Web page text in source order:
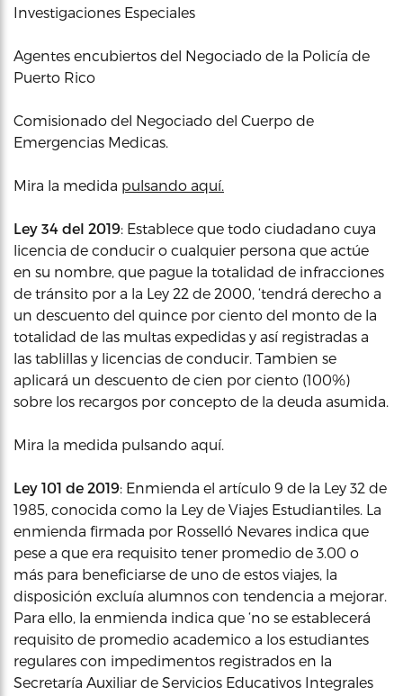
Investigaciones Especiales
Agentes encubiertos del Negociado de la Policía de
Puerto Rico
Comisionado del Negociado del Cuerpo de
Emergencias Medicas.
Mira la medida pulsando aquí.
Ley 34 del 2019: Establece que todo ciudadano cuya
licencia de conducir o cualquier persona que actúe
en su nombre, que pague la totalidad de infracciones
de tránsito por a la Ley 22 de 2000, ‘tendrá derecho a
un descuento del quince por ciento del monto de la
totalidad de las multas expedidas y así registradas a
las tablillas y licencias de conducir. Tambien se
aplicará un descuento de cien por ciento (100%)
sobre los recargos por concepto de la deuda asumida.
Mira la medida pulsando aquí.
Ley 101 de 2019: Enmienda el artículo 9 de la Ley 32 de
1985, conocida como la Ley de Viajes Estudiantiles. La
enmienda firmada por Rosselló Nevares indica que
pese a que era requisito tener promedio de 3.00 o
más para beneficiarse de uno de estos viajes, la
disposición excluía alumnos con tendencia a mejorar.
Para ello, la enmienda indica que ‘no se establecerá
requisito de promedio academico a los estudiantes
regulares con impedimentos registrados en la
Secretaría Auxiliar de Servicios Educativos Integrales